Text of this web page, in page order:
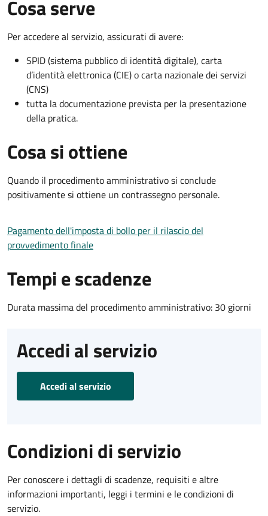
Cosa serve
Per accedere al servizio, assicurati di avere:
SPID (sistema pubblico di identità digitale), carta
d’identità elettronica (CIE) o carta nazionale dei servizi
(CNS)
tutta la documentazione prevista per la presentazione
della pratica.
Cosa si ottiene
Quando il procedimento amministrativo si conclude
positivamente si ottiene un contrassegno personale.
Pagamento dell'imposta di bollo per il rilascio del
provvedimento finale
Tempi e scadenze
Durata massima del procedimento amministrativo: 30 giorni
Accedi al servizio
Accedi al servizio
Condizioni di servizio
Per conoscere i dettagli di scadenze, requisiti e altre
informazioni importanti, leggi i termini e le condizioni di
servizio.